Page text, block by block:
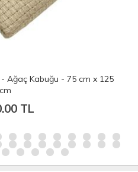
- Leylak - 75 cm x 125 cm
200.00 TL